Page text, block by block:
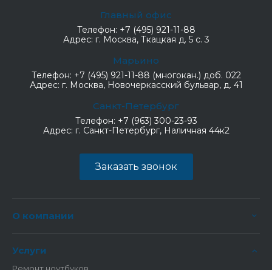
Главный офис
Телефон: +7 (495) 921-11-88
Адрес: г. Москва, Ткацкая д. 5 с. 3
Марьино
Телефон: +7 (495) 921-11-88 (многокан.) доб. 022
Адрес: г. Москва, Новочеркасский бульвар, д. 41
Санкт-Петербург
Телефон: +7 (963) 300-23-93
Адрес: г. Санкт-Петербург, Наличная 44к2
Заказать звонок
О компании
Услуги